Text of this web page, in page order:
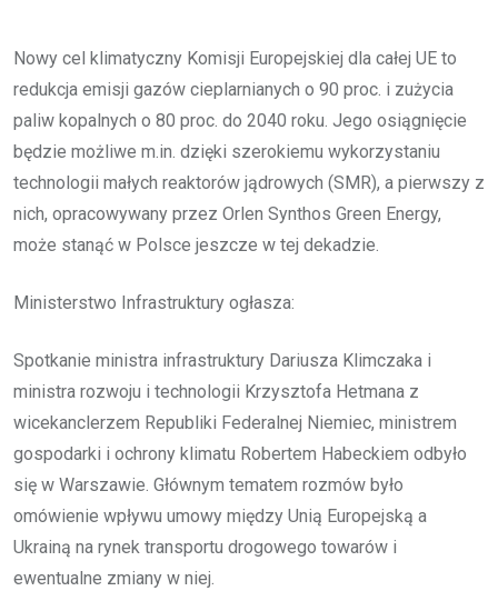
Nowy cel klimatyczny Komisji Europejskiej dla całej UE to
redukcja emisji gazów cieplarnianych o 90 proc. i zużycia
paliw kopalnych o 80 proc. do 2040 roku. Jego osiągnięcie
będzie możliwe m.in. dzięki szerokiemu wykorzystaniu
technologii małych reaktorów jądrowych (SMR), a pierwszy z
nich, opracowywany przez Orlen Synthos Green Energy,
może stanąć w Polsce jeszcze w tej dekadzie.
Ministerstwo Infrastruktury ogłasza:
Spotkanie ministra infrastruktury Dariusza Klimczaka i
ministra rozwoju i technologii Krzysztofa Hetmana z
wicekanclerzem Republiki Federalnej Niemiec, ministrem
gospodarki i ochrony klimatu Robertem Habeckiem odbyło
się w Warszawie. Głównym tematem rozmów było
omówienie wpływu umowy między Unią Europejską a
Ukrainą na rynek transportu drogowego towarów i
ewentualne zmiany w niej.